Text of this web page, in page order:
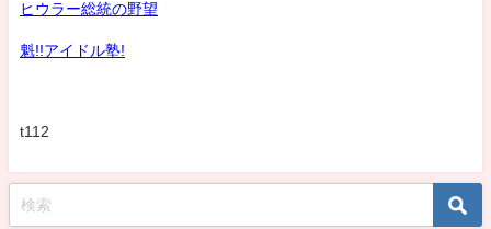
ヒウラー総統の野望
魁!!アイドル塾!
t112